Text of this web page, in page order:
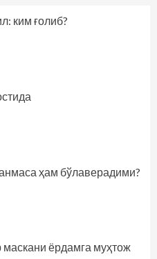
ким ғолиб?
ҳам бўлаверадими?
ёрдамга муҳтож